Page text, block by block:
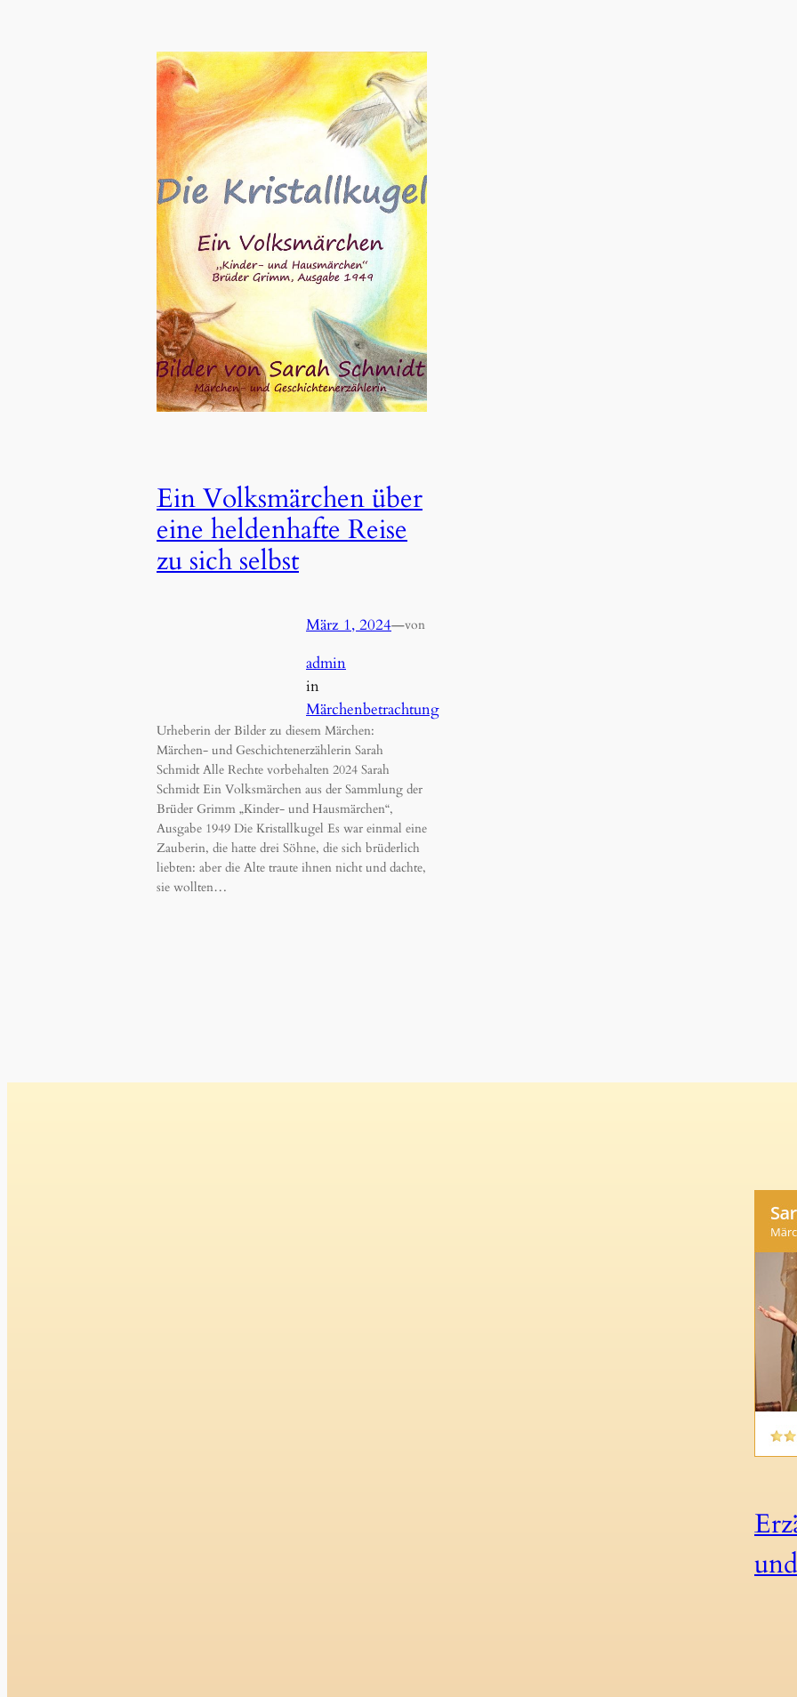
Ein Volksmärchen über
eine heldenhafte Reise
zu sich selbst
März 1, 2024—von
admin
in
Märchenbetrachtung
Urheberin der Bilder zu diesem Märchen:
Märchen- und Geschichtenerzählerin Sarah
Schmidt Alle Rechte vorbehalten 2024 Sarah
Schmidt Ein Volksmärchen aus der Sammlung der
Brüder Grimm „Kinder- und Hausmärchen“,
Ausgabe 1949 Die Kristallkugel Es war einmal eine
Zauberin, die hatte drei Söhne, die sich brüderlich
liebten: aber die Alte traute ihnen nicht und dachte,
sie wollten…